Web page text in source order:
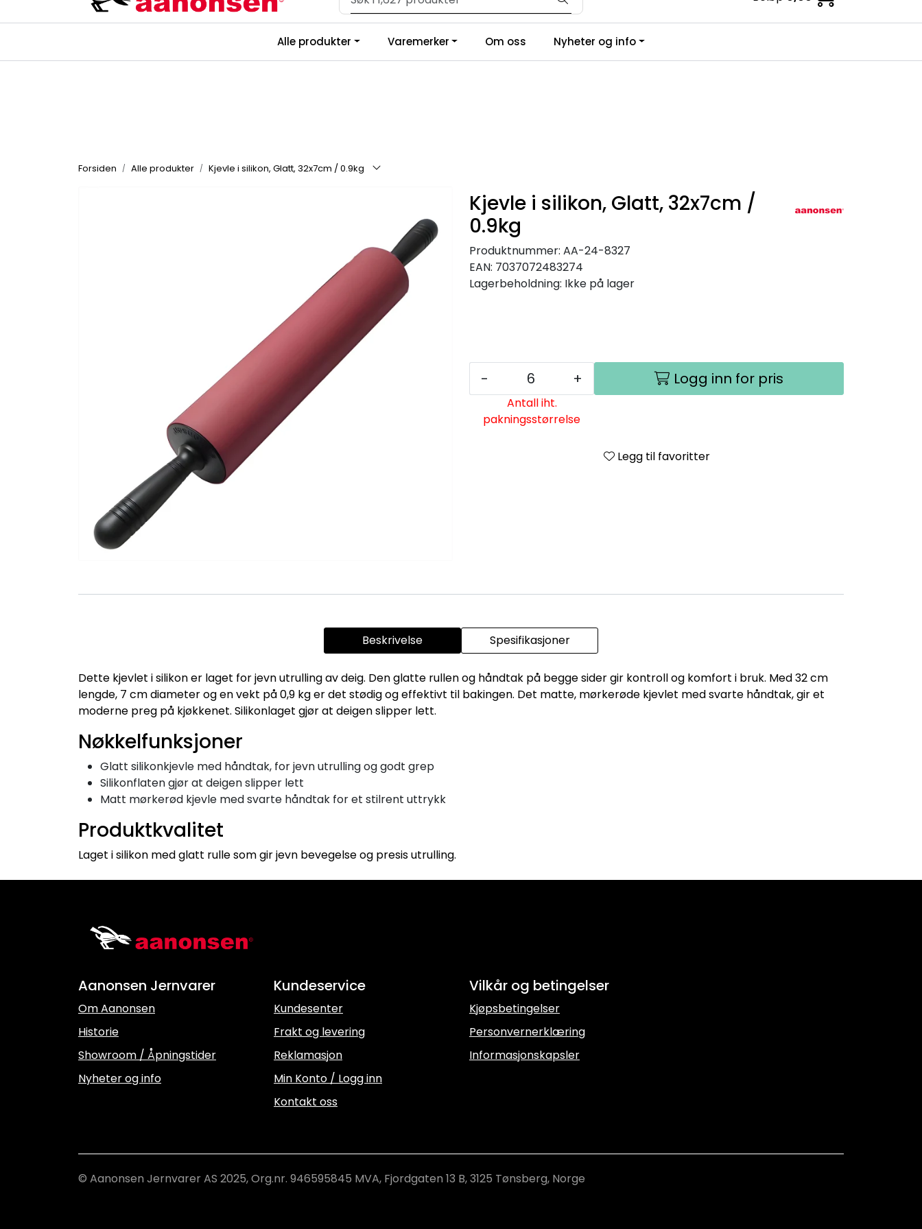
Skip to main content Velkommen til vår forhandlerportal
Alle produkter Varemerker Om oss Nyheter og info
Forsiden Alle produkter Kjevle i silikon, Glatt, 32x7cm / 0.9kg
Kjevle i silikon, Glatt, 32x7cm /
0.9kg
Produktnummer: AA-24-8327
EAN: 7037072483274
Lagerbeholdning: Ikke på lager
- +
Antall iht.
pakningsstørrelse
Logg inn for pris
Legg til favoritter
Beskrivelse Spesifikasjoner
Dette kjevlet i silikon er laget for jevn utrulling av deig. Den glatte rullen og håndtak på begge sider gir kontroll og komfort i bruk. Med 32 cm
lengde, 7 cm diameter og en vekt på 0,9 kg er det stødig og effektivt til bakingen. Det matte, mørkerøde kjevlet med svarte håndtak, gir et
moderne preg på kjøkkenet. Silikonlaget gjør at deigen slipper lett.
Nøkkelfunksjoner
Glatt silikonkjevle med håndtak, for jevn utrulling og godt grep
Silikonflaten gjør at deigen slipper lett
Matt mørkerød kjevle med svarte håndtak for et stilrent uttrykk
Produktkvalitet
Laget i silikon med glatt rulle som gir jevn bevegelse og presis utrulling.
Aanonsen Jernvarer
Om Aanonsen
Historie
Showroom / Åpningstider
Nyheter og info
Kundeservice
Kundesenter
Frakt og levering
Reklamasjon
Min Konto / Logg inn
Kontakt oss
Vilkår og betingelser
Kjøpsbetingelser
Personvernerklæring
Informasjonskapsler
© Aanonsen Jernvarer AS 2025, Org.nr. 946595845 MVA, Fjordgaten 13 B, 3125 Tønsberg, Norge